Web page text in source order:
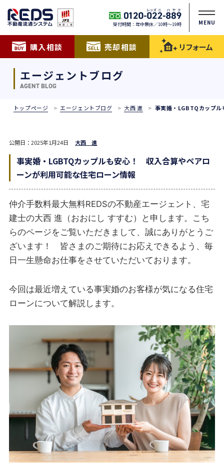
受付時間：年中無休／10時〜19時 MENU
購入相談 売却相談 リフォーム
エージェントブログ
AGENT BLOG
トップページ エージェントブログ 大西 進 事実婚・LGBTQカップ
公開日：2025年1月24日 大西 進
事実婚・LGBTQカップルも安心！ 収入合算やペアロ
ーンが利用可能な住宅ローン情報
仲介手数料最大無料REDSの不動産エージェント、宅
建士の大西 進（おおにし すすむ）と申します。こち
らのページをご覧いただきまして、誠にありがとうご
ざいます！ 皆さまのご期待にお応えできるよう、毎
日一生懸命お仕事をさせていただいております。
今回は最近増えている事実婚のお客様が気になる住宅
ローンについて解説します。